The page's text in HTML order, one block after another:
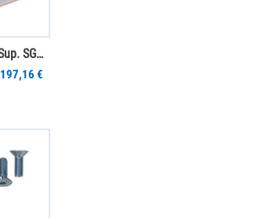
Jumbo-Unit A 2-14 Plancher Sup. SGR PS
197,16 €